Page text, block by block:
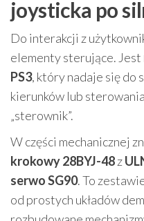
joysticka po
Do interakcji z
elementy sterujące. Jest
PS3, który nadaje się do
kierunków lub
„sterownik”.
W części mechanicznej
krokowy 28BYJ-48z
serwo SG90. To
od prostych układów